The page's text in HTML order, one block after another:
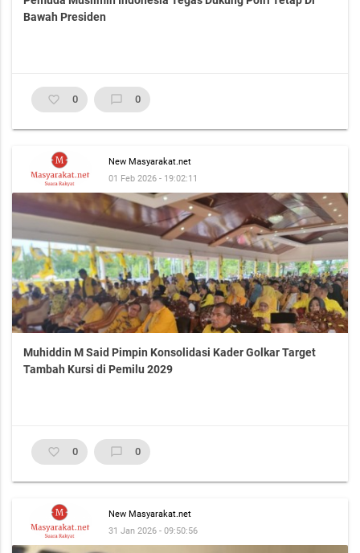
Bawah Presiden
favorite_border 0 chat_bubble_outline 0
New Masyarakat.net
01 Feb 2026 - 19:02:11
Muhiddin M Said Pimpin Konsolidasi Kader Golkar Target
Tambah Kursi di Pemilu 2029
favorite_border 0 chat_bubble_outline 0
New Masyarakat.net
31 Jan 2026 - 09:50:56